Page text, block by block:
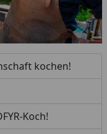
kochen!
Koch!